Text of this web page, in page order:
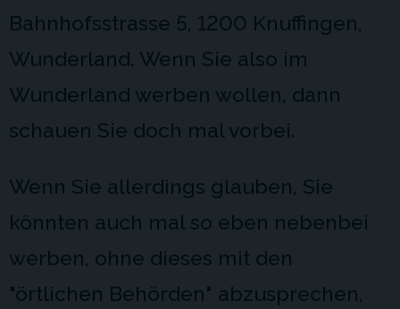
Bahnhofsstrasse 5, 1200 Knuffingen,
Wunderland. Wenn Sie also im
Wunderland werben wollen, dann
schauen Sie doch mal vorbei.
Wenn Sie allerdings glauben, Sie
könnten auch mal so eben nebenbei
werben, ohne dieses mit den
"örtlichen Behörden" abzusprechen,